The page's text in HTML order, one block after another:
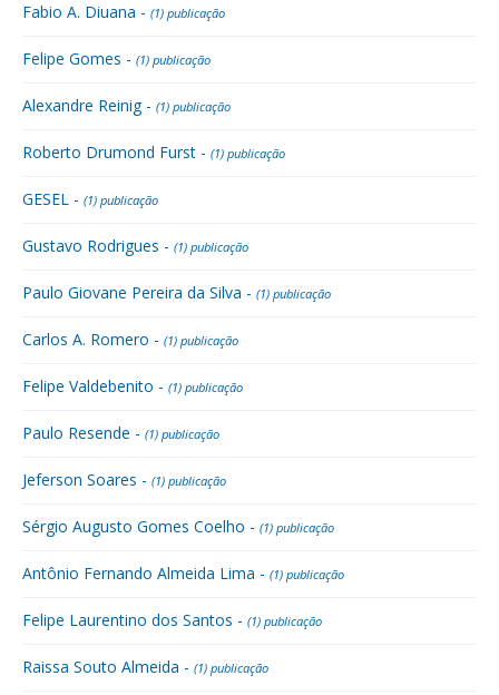
Fabio A. Diuana - (1) publicação
Felipe Gomes - (1) publicação
Alexandre Reinig - (1) publicação
Roberto Drumond Furst - (1) publicação
GESEL - (1) publicação
Gustavo Rodrigues - (1) publicação
Paulo Giovane Pereira da Silva - (1) publicação
Carlos A. Romero - (1) publicação
Felipe Valdebenito - (1) publicação
Paulo Resende - (1) publicação
Jeferson Soares - (1) publicação
Sérgio Augusto Gomes Coelho - (1) publicação
Antônio Fernando Almeida Lima - (1) publicação
Felipe Laurentino dos Santos - (1) publicação
Raissa Souto Almeida - (1) publicação